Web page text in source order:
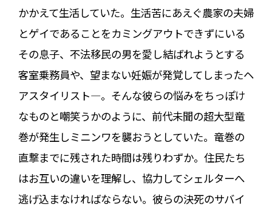
かかえて生活していた。生活苦にあえぐ農家の夫婦
とゲイであることをカミングアウトできずにいる
その息子、不法移民の男を愛し結ばれようとする
客室乗務員や、望まない妊娠が発覚してしまったヘ
アスタイリスト―。そんな彼らの悩みをちっぽけ
なものと嘲笑うかのように、前代未聞の超大型竜
巻が発生しミニンワを襲おうとしていた。竜巻の
直撃までに残された時間は残りわずか。住民たち
はお互いの違いを理解し、協力してシェルターへ
逃げ込まなければならない。彼らの決死のサバイ